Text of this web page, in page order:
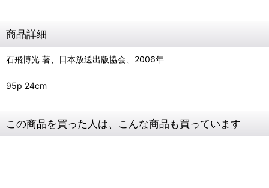
商品詳細
石飛博光 著、日本放送出版協会、2006年
95p 24cm
この商品を買った人は、こんな商品も買っています